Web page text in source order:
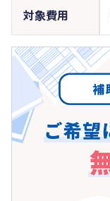
対象費用